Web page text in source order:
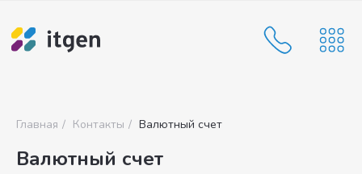
Мы всегда на
связи 24/7
Возможно, ваша проблема решается
Главная / Контакты / Валютный счет
Валютный счет